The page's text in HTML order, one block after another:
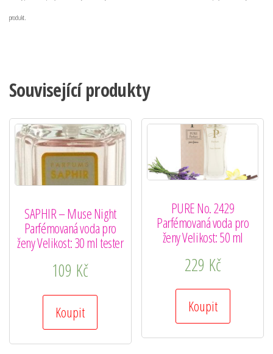
produkt.
Související produkty
SAPHIR – Muse Night
Parfémovaná voda pro
ženy Velikost: 30 ml tester
109 Kč
Koupit
PURE No. 2429
Parfémovaná voda pro
ženy Velikost: 50 ml
229 Kč
Koupit